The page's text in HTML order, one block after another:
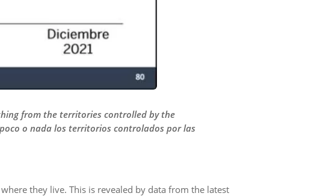
from the territories controlled by the
o nada los territorios controlados por las
they live. This is revealed by data from the latest